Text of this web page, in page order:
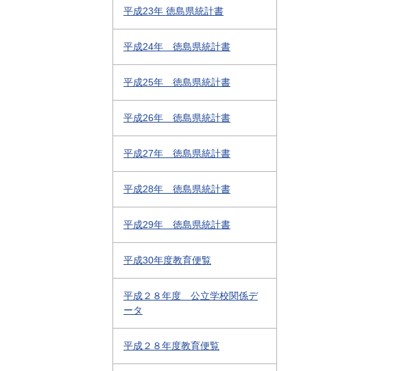
平成23年 徳島県統計書
平成24年 徳島県統計書
平成25年 徳島県統計書
平成26年 徳島県統計書
平成27年 徳島県統計書
平成28年 徳島県統計書
平成29年 徳島県統計書
平成30年度教育便覧
平成２８年度 公立学校関係デ
ータ
平成２８年度教育便覧